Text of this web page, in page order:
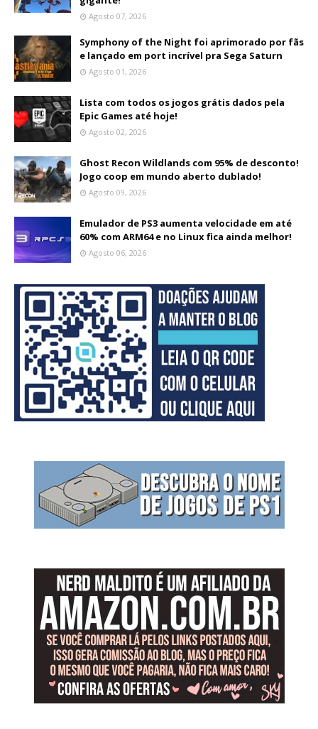
Agosto 07, 2026
Symphony of the Night foi aprimorado por fãs
e lançado em port incrível pra Sega Saturn
Agosto 01, 2026
Lista com todos os jogos grátis dados pela
Epic Games até hoje!
Agosto 02, 2026
Ghost Recon Wildlands com 95% de desconto!
Jogo coop em mundo aberto dublado!
Agosto 09, 2026
Emulador de PS3 aumenta velocidade em até
60% com ARM64 e no Linux fica ainda melhor!
Agosto 06, 2026